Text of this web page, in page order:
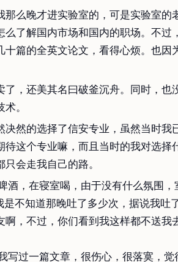
么晚才进实验室的，可是实验室的
了解国内市场和国内的职场。不过
篇的全英文论文，看得心烦。也因
，还美其名曰破釜沉舟。同时，也
。
然的选择了信安专业，虽然当时我
这个专业嘛，而且当时的我对选择
会走我自己的路。
酒，在寝室喝，由于没有什么氛围，
不知道那晚吐了多少次，据说我吐
，不过，你们看到我这样都不送我
写过一篇文章，很伤心，很落寞，觉